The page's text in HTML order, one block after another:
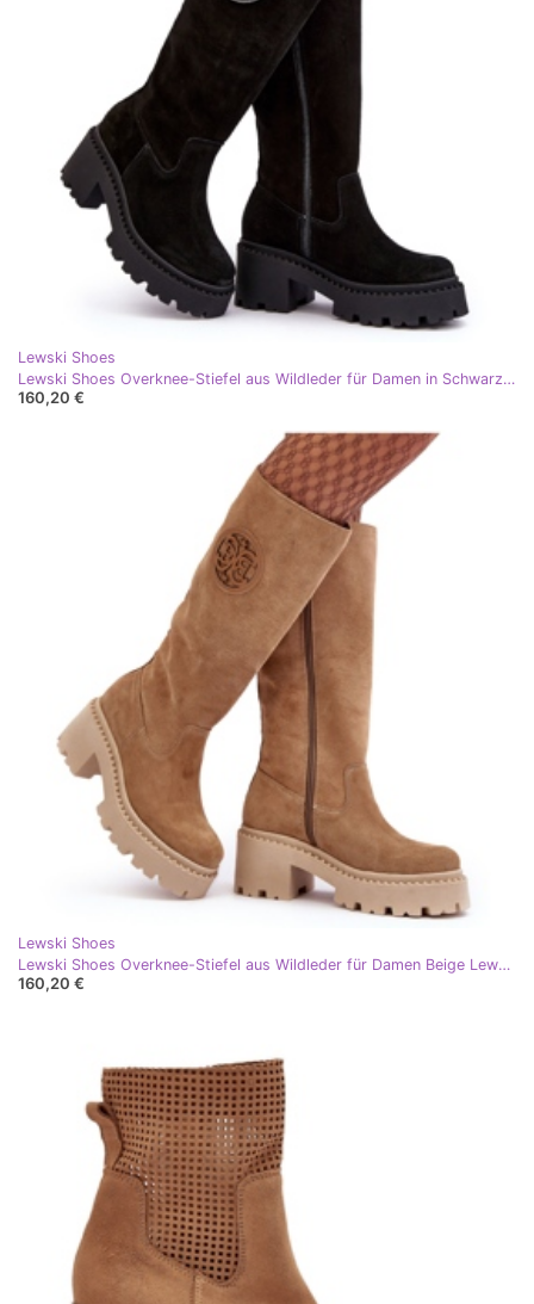
Lewski Shoes
Lewski Shoes Overknee-Stiefel aus Wildleder für Damen in Schwarz Lewski 3367
160,20 €
Lewski Shoes
Lewski Shoes Overknee-Stiefel aus Wildleder für Damen Beige Lewski 3367
160,20 €